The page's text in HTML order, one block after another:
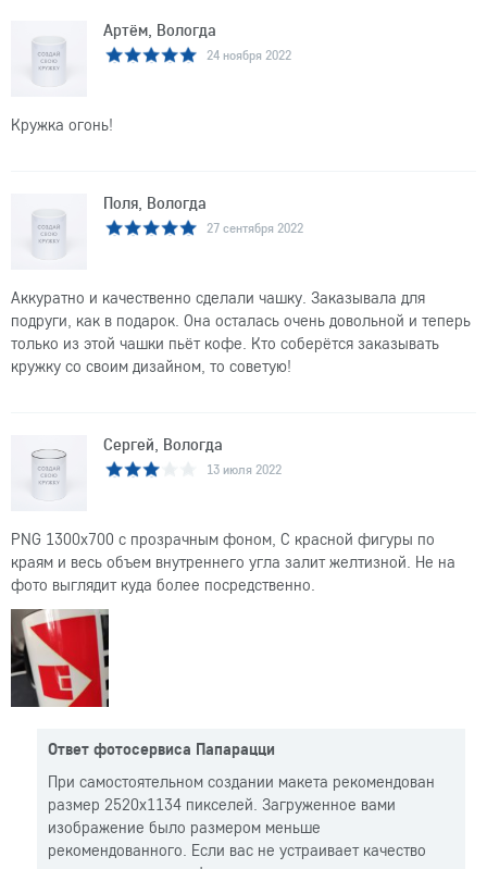
Артём, Вологда
24 ноября 2022
Кружка огонь!
Поля, Вологда
27 сентября 2022
Аккуратно и качественно сделали чашку. Заказывала для
подруги, как в подарок. Она осталась очень довольной и теперь
только из этой чашки пьёт кофе. Кто соберётся заказывать
кружку со своим дизайном, то советую!
Сергей, Вологда
13 июля 2022
PNG 1300x700 с прозрачным фоном, С красной фигуры по
краям и весь объем внутреннего угла залит желтизной. Не на
фото выглядит куда более посредственно.
Ответ фотосервиса Папарацци
При самостоятельном создании макета рекомендован
размер 2520x1134 пикселей. Загруженное вами
изображение было размером меньше
рекомендованного. Если вас не устраивает качество